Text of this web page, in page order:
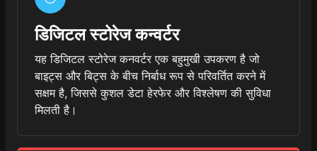
डिजिटल स्टोरेज कन्वर्टर
यह डिजिटल स्टोरेज कनवर्टर एक बहुमुखी उपकरण है जो
बाइट्स और बिट्स के बीच निर्बाध रूप से परिवर्तित करने में
सक्षम है, जिससे कुशल डेटा हेरफेर और विश्लेषण की सुविधा
मिलती है।